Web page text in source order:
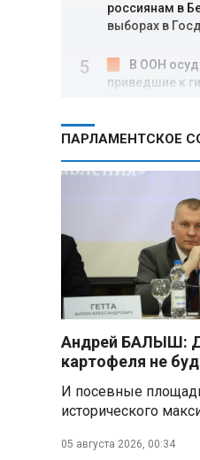
россиянам в
выборах в
В ООН
приведшие к
позиции: боец
отбивал
Владимир
Безопасность
области —
соцвопросы
Год
«пересидеть»
осудили за
службы
В
ПАРЛАМЕНТСКОЕ
Андрей БАЛЫШ:
картофеля не
И посевные
исторического
05 августа 2026, 00:34